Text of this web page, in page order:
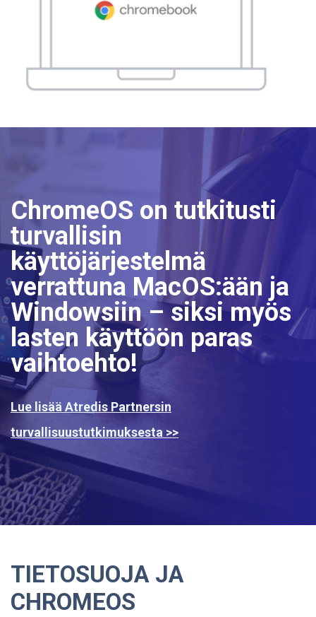
ChromeOS on tutkitusti
turvallisin
käyttöjärjestelmä
verrattuna MacOS:ään ja
Windowsiin – siksi myös
lasten käyttöön paras
vaihtoehto!
Lue lisää Atredis Partnersin
turvallisuustutkimuksesta >>
TIETOSUOJA JA
CHROMEOS